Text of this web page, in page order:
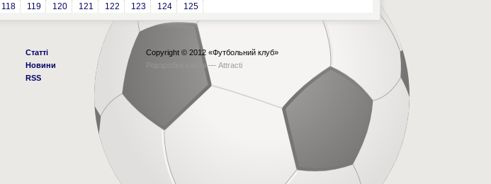
118 119 120 121 122 123 124 125
Статті
Новини
RSS
Copyright © 2012 «Футбольний клуб»
Рорзробка сайта — Attracti